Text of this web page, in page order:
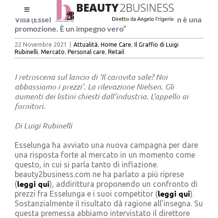
contenuto
Toggle
Navigation
HOME
LE RIVISTE
CATEGORIE
CONTATTI
Villa (Esselunga): “La nostra nuova campagna non è una
promozione. È un impegno vero”
22 Novembre 2021 Attualità, Home Care, Il Graffio di Luigi
Rubinelli, Mercato, Personal care, Retail
I retroscena sul lancio di ‘Il carovita sale? Noi
abbassiamo i prezzi’. La rilevazione Nielsen. Gli
aumenti dei listini chiesti dall’industria. L’appello ai
fornitori.
Di Luigi Rubinelli
Esselunga ha avviato una nuova campagna per dare
una risposta forte al mercato in un momento come
questo, in cui si parla tanto di inflazione.
beauty2business.com ne ha parlato a più riprese
(leggi qui), addirittura proponendo un confronto di
prezzi fra Esselunga e i suoi competitor (leggi qui).
Sostanzialmente il risultato dà ragione all’insegna. Su
questa premessa abbiamo intervistato il direttore